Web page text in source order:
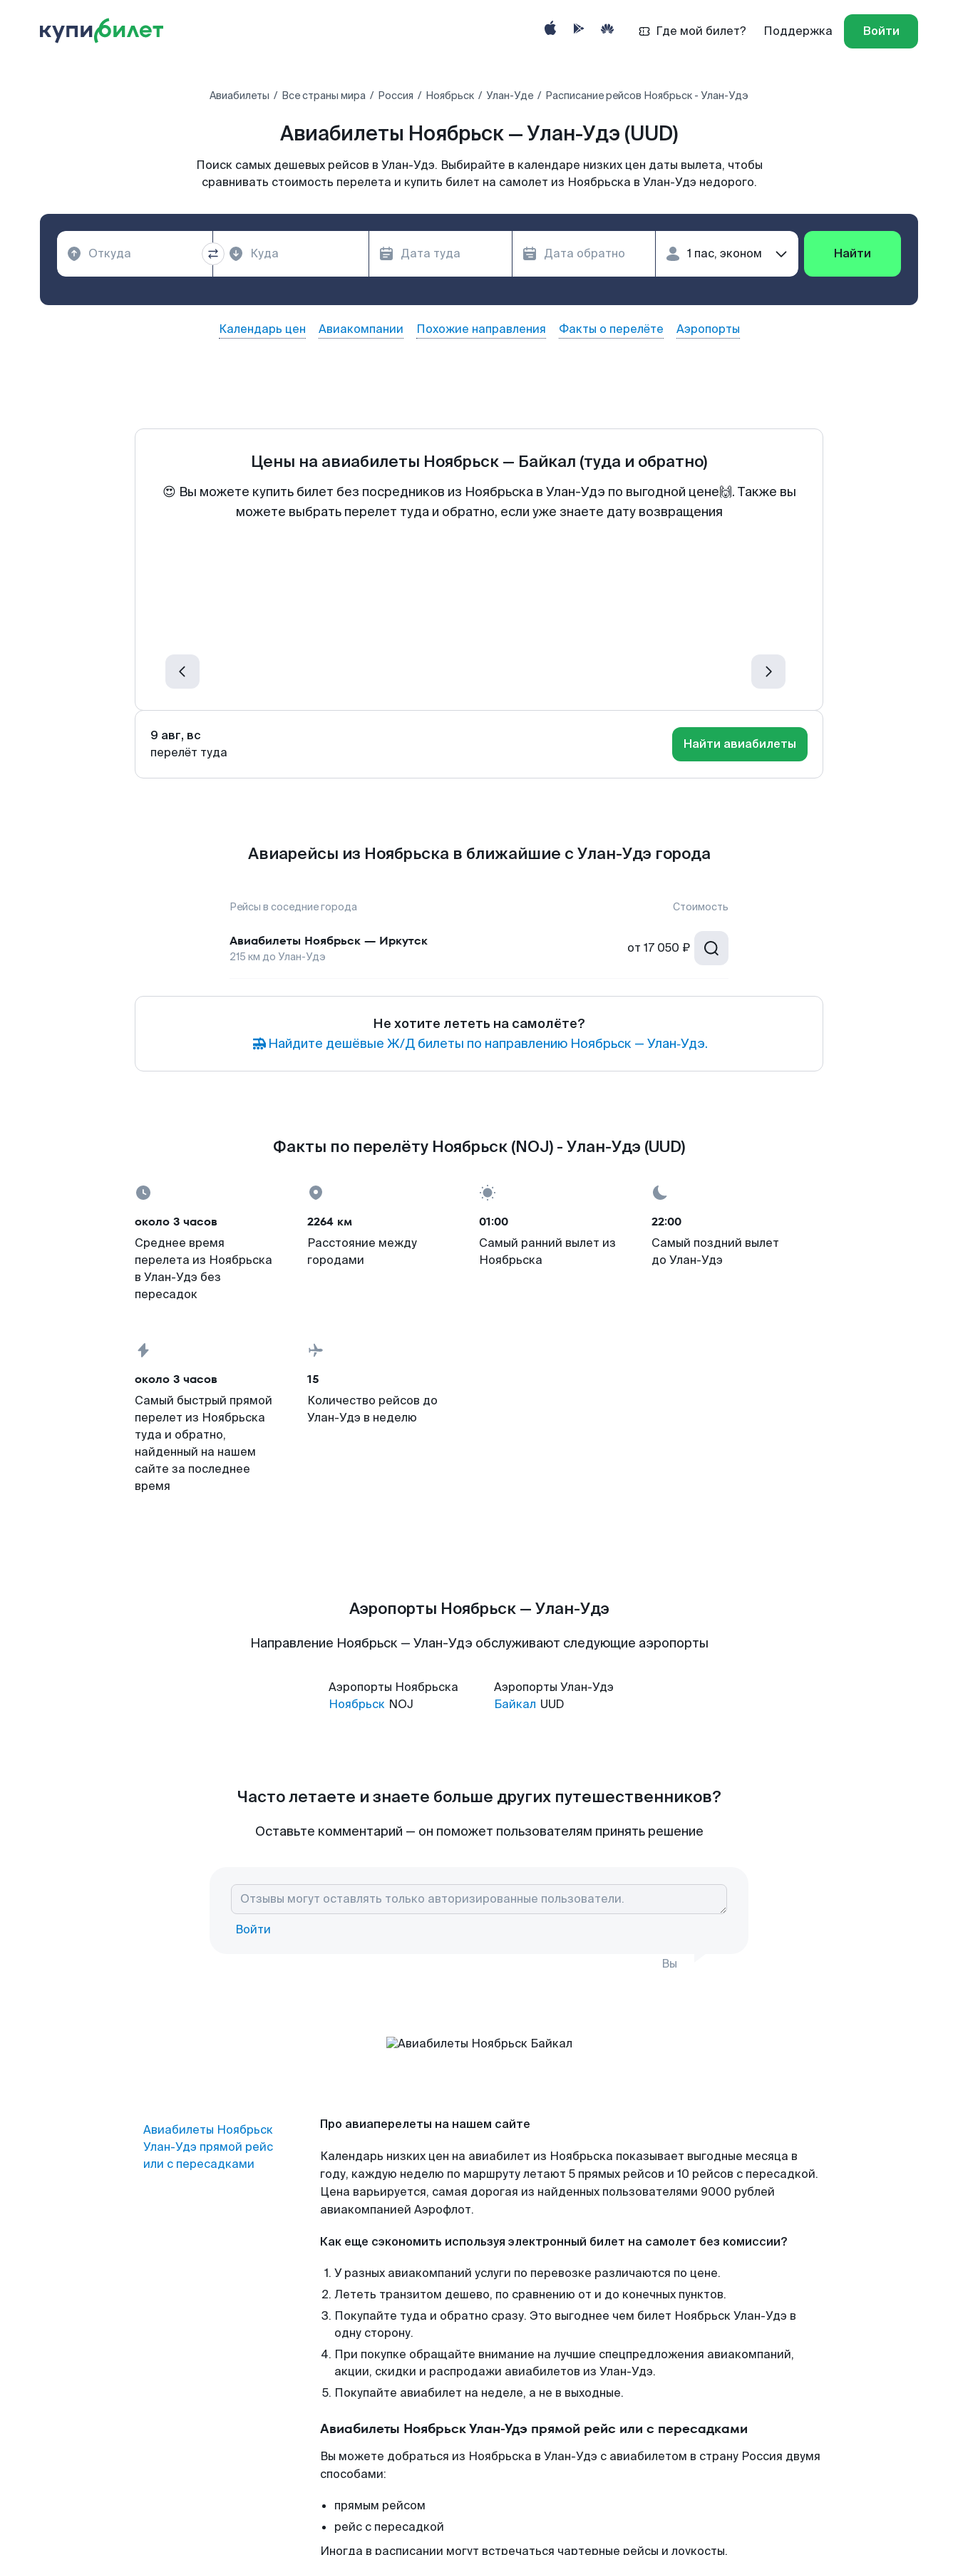
Где мой билет? Поддержка Войти
Авиабилеты Все страны мира Россия Ноябрьск Улан-Уде Расписание рейсов Ноябрьск - Улан-Удэ
Авиабилеты Ноябрьск — Улан-Удэ (UUD)
Поиск самых дешевых рейсов в Улан-Удэ. Выбирайте в календаре низких цен даты вылета, чтобы
сравнивать стоимость перелета и купить билет на самолет из Ноябрьска в Улан-Удэ недорого.
Найти
Календарь цен Авиакомпании Похожие направления Факты о перелёте Аэропорты
Цены на авиабилеты Ноябрьск — Байкал (туда и обратно)
😍 Вы можете купить билет без посредников из Ноябрьска в Улан-Удэ по выгодной цене🙌. Также вы
можете выбрать перелет туда и обратно, если уже знаете дату возвращения
9 авг, вс
перелёт туда
Найти авиабилеты
Авиарейсы из Ноябрьска в ближайшие с Улан-Удэ города
Рейсы в соседние города Стоимость
Авиабилеты Ноябрьск — Иркутск
215 км до Улан-Удэ
от 17 050 ₽
Не хотите лететь на самолёте?
Найдите дешёвые Ж/Д билеты по направлению Ноябрьск — Улан‑Удэ.
Факты по перелёту Ноябрьск (NOJ) - Улан-Удэ (UUD)
около 3 часов
Среднее время
перелета из Ноябрьска
в Улан-Удэ без
пересадок
2264 км
Расстояние между
городами
01:00
Самый ранний вылет из
Ноябрьска
22:00
Самый поздний вылет
до Улан-Удэ
около 3 часов
Самый быстрый прямой
перелет из Ноябрьска
туда и обратно,
найденный на нашем
сайте за последнее
время
15
Количество рейсов до
Улан-Удэ в неделю
Аэропорты Ноябрьск — Улан-Удэ
Направление Ноябрьск — Улан-Удэ обслуживают следующие аэропорты
Аэропорты Ноябрьска
Ноябрьск NOJ
Аэропорты Улан-Удэ
Байкал UUD
Часто летаете и знаете больше других путешественников?
Оставьте комментарий — он поможет пользователям принять решение
Войти
Вы
Авиабилеты Ноябрьск
Улан-Удэ прямой рейс
или с пересадками
Про авиаперелеты на нашем сайте
Календарь низких цен на авиабилет из Ноябрьска показывает выгодные месяца в
году, каждую неделю по маршруту летают 5 прямых рейсов и 10 рейсов с пересадкой.
Цена варьируется, самая дорогая из найденных пользователями 9000 рублей
авиакомпанией Аэрофлот.
Как еще сэкономить используя электронный билет на самолет без комиссии?
У разных авиакомпаний услуги по перевозке различаются по цене.
Лететь транзитом дешево, по сравнению от и до конечных пунктов.
Покупайте туда и обратно сразу. Это выгоднее чем билет Ноябрьск Улан-Удэ в
одну сторону.
При покупке обращайте внимание на лучшие спецпредложения авиакомпаний,
акции, скидки и распродажи авиабилетов из Улан-Удэ.
Покупайте авиабилет на неделе, а не в выходные.
Авиабилеты Ноябрьск Улан-Удэ прямой рейс или с пересадками
Вы можете добраться из Ноябрьска в Улан-Удэ с авиабилетом в страну Россия двумя
способами:
прямым рейсом
рейс с пересадкой
Иногда в расписании могут встречаться чартерные рейсы и лоукосты.